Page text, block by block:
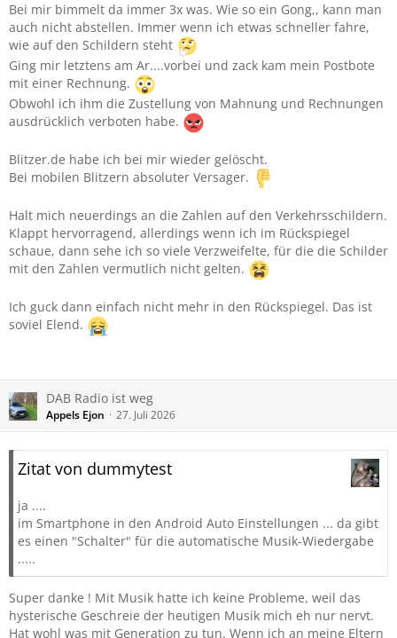
Bei mir bimmelt da immer 3x was. Wie so ein Gong,, kann man
auch nicht abstellen. Immer wenn ich etwas schneller fahre,
wie auf den Schildern steht
Ging mir letztens am Ar....vorbei und zack kam mein Postbote
mit einer Rechnung.
Obwohl ich ihm die Zustellung von Mahnung und Rechnungen
ausdrücklich verboten habe.
Blitzer.de habe ich bei mir wieder gelöscht.
Bei mobilen Blitzern absoluter Versager.
Halt mich neuerdings an die Zahlen auf den Verkehrsschildern.
Klappt hervorragend, allerdings wenn ich im Rückspiegel
schaue, dann sehe ich so viele Verzweifelte, für die die Schilder
mit den Zahlen vermutlich nicht gelten.
Ich guck dann einfach nicht mehr in den Rückspiegel. Das ist
soviel Elend.
DAB Radio ist weg
Appels Ejon 27. Juli 2026
Zitat von dummytest
ja ....
im Smartphone in den Android Auto Einstellungen ... da gibt
es einen "Schalter" für die automatische Musik-Wiedergabe
.....
Super danke ! Mit Musik hatte ich keine Probleme, weil das
hysterische Geschreie der heutigen Musik mich eh nur nervt.
Hat wohl was mit Generation zu tun. Wenn ich an meine Eltern